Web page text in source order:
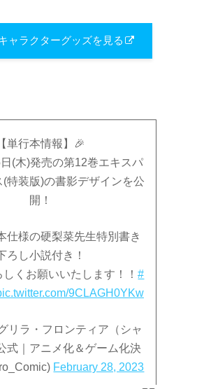
ャラクターグッズを見る
【単行本情報】🎉
(木)発売の第12巻エキスパ
(特装版)の書影デザインを公
開！
仕様の硬梨菜先生特別書き
ろし小説付き！
しくお願いいたします！！#
9CLAGH0YKw
リラ・フロンティア（シャ
式｜アニメ化＆ゲーム化決
February 28, 2023